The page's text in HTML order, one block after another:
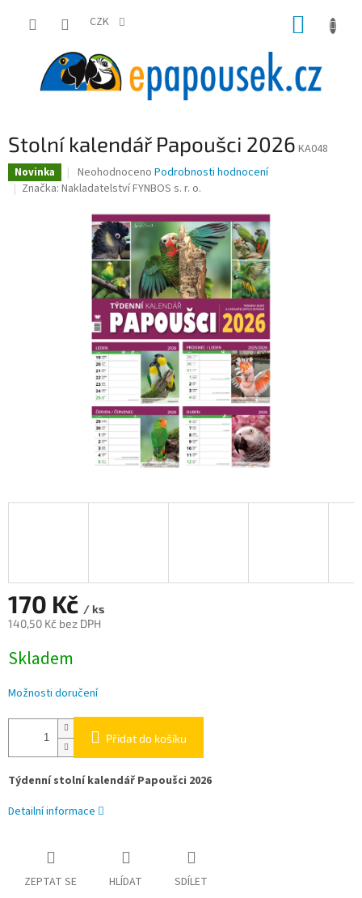
CZK
Stolní kalendář Papoušci 2026 KA048
Novinka
Průměrné
hodnocení
hvězdiček.
Neohodnoceno Podrobnosti hodnocení
Značka: Nakladatelství FYNBOS s. r. o.
170 Kč / ks
140,50 Kč bez DPH
cena:
Skladem
Možnosti doručení
Přidat do košíku
Týdenní stolní kalendář Papoušci 2026
Detailní informace
ZEPTAT SE HLÍDAT SDÍLET